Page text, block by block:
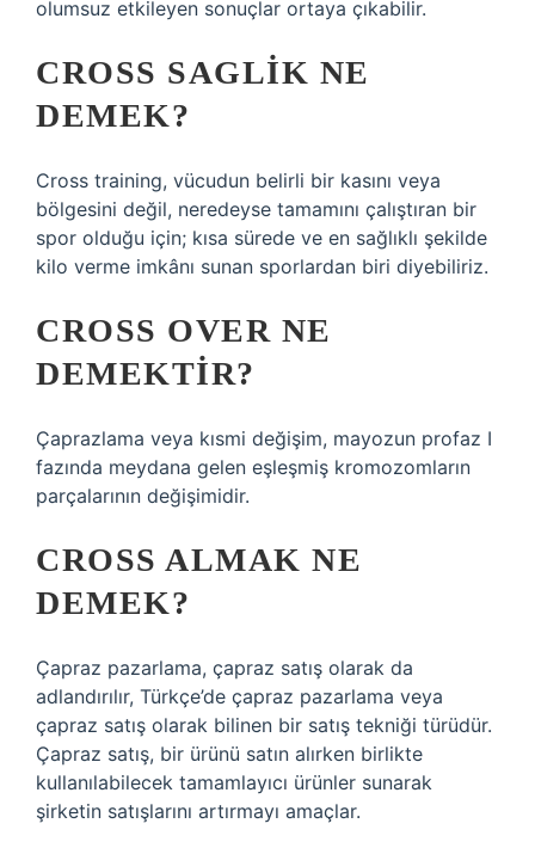
olumsuz etkileyen sonuçlar ortaya çıkabilir.
CROSS SAGLIK NE
DEMEK?
Cross training, vücudun belirli bir kasını veya
bölgesini değil, neredeyse tamamını çalıştıran bir
spor olduğu için; kısa sürede ve en sağlıklı şekilde
kilo verme imkânı sunan sporlardan biri diyebiliriz.
CROSS OVER NE
DEMEKTIR?
Çaprazlama veya kısmi değişim, mayozun profaz I
fazında meydana gelen eşleşmiş kromozomların
parçalarının değişimidir.
CROSS ALMAK NE
DEMEK?
Çapraz pazarlama, çapraz satış olarak da
adlandırılır, Türkçe’de çapraz pazarlama veya
çapraz satış olarak bilinen bir satış tekniği türüdür.
Çapraz satış, bir ürünü satın alırken birlikte
kullanılabilecek tamamlayıcı ürünler sunarak
şirketin satışlarını artırmayı amaçlar.